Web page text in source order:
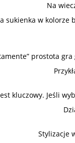
Na
sukienka w kolorze
prostota
kluczowy. Jeśli
Stylizacje